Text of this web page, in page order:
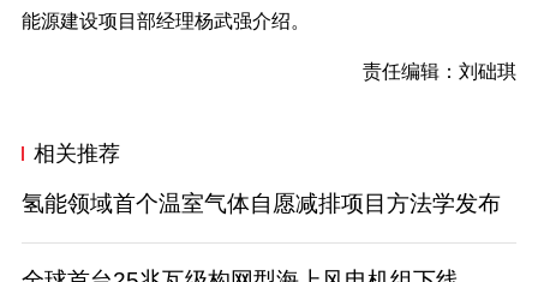
能源建设项目部经理杨武强介绍。
责任编辑：刘础琪
相关推荐
氢能领域首个温室气体自愿减排项目方法学发布